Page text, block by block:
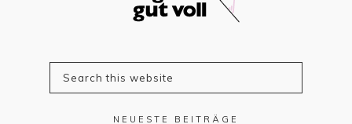
NEUESTE BEITRÄGE